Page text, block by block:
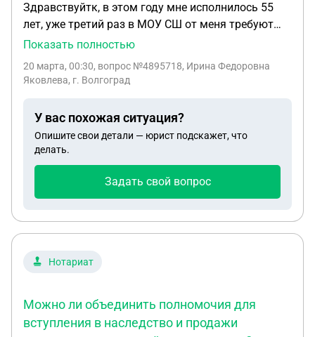
Здравствуйтк, в этом году мне исполнилось 55
лет, уже третий раз в МОУ СШ от меня требуют
подачу заявлений и докумеетов для пенсионного
"макет". Можно ли от этой процедуры
Показать полностью
20 марта, 00:30, вопрос №4895718, Ирина Федоровна
Яковлева, г. Волгоград
У вас похожая ситуация?
Опишите свои детали — юрист подскажет, что
делать.
Задать свой вопрос
Нотариат
Можно ли объединить полномочия для
вступления в наследство и продажи